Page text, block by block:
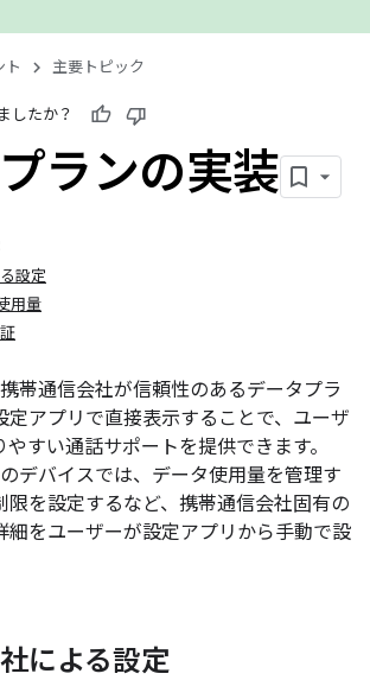
ト 主要トピック
したか？
ランの実装
設定
用量
帯通信会社が信頼性のあるデータプラ
定アプリで直接表示することで、ユーザ
すい通話サポートを提供できます。
デバイスでは、データ使用量を管理す
限を設定するなど、携帯通信会社固有の
細をユーザーが設定アプリから手動で設
による設定